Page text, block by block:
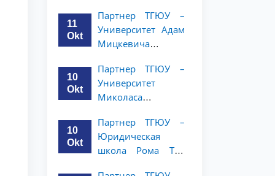
курсов ТГЮУ
объявляет
программу
академической
студентов 2–3
курсов ТГЮУ
11
Okt
Партнер ТГЮУ –
Университет Адам
Мицкевича
программу
академической
мобильности для
курсов ТГЮУ
10
Okt
Партнер ТГЮУ –
Университет
Миколаса
объявляет
программу
академической
10
Okt
Партнер ТГЮУ –
Юридическая
школа Рома Тре